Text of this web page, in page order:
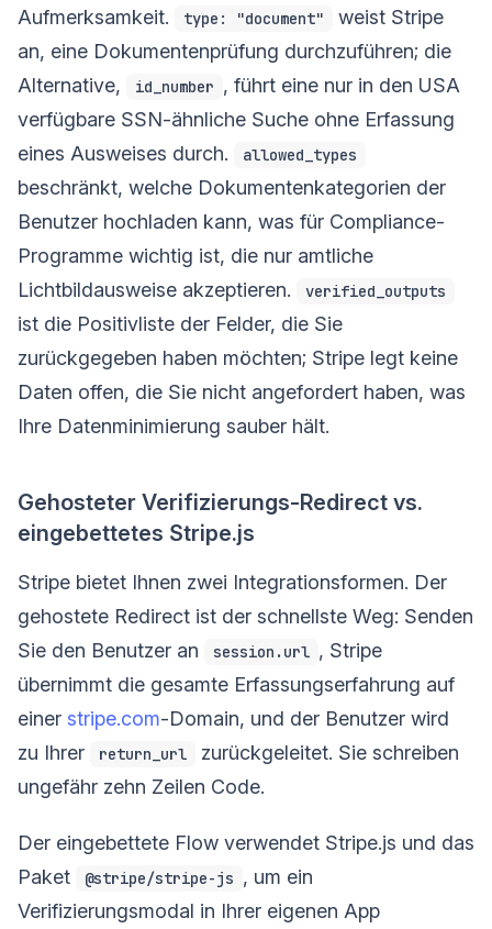
Aufmerksamkeit.
type: "document"
weist Stripe
an, eine Dokumentenprüfung durchzuführen; die
Alternative,
id_number , führt eine nur in den USA
verfügbare SSN-ähnliche Suche ohne Erfassung
eines Ausweises durch.
allowed_types
beschränkt, welche Dokumentenkategorien der
Benutzer hochladen kann, was für Compliance-
Programme wichtig ist, die nur amtliche
Lichtbildausweise akzeptieren.
verified_outputs
ist die Positivliste der Felder, die Sie
zurückgegeben haben möchten; Stripe legt keine
Daten offen, die Sie nicht angefordert haben, was
Ihre Datenminimierung sauber hält.
Gehosteter Verifizierungs-Redirect vs.
eingebettetes Stripe.js
Stripe bietet Ihnen zwei Integrationsformen. Der
gehostete Redirect ist der schnellste Weg: Senden
Sie den Benutzer an
session.url , Stripe
übernimmt die gesamte Erfassungserfahrung auf
einer stripe.com-Domain, und der Benutzer wird
zu Ihrer
return_url
zurückgeleitet. Sie schreiben
ungefähr zehn Zeilen Code.
Der eingebettete Flow verwendet Stripe.js und das
Paket
@stripe/stripe-js , um ein
Verifizierungsmodal in Ihrer eigenen App